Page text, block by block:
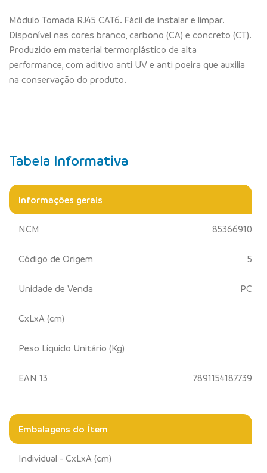
Módulo Tomada RJ45 CAT6. Fácil de instalar e limpar.
Disponível nas cores branco, carbono (CA) e concreto (CT).
Produzido em material termorplástico de alta
performance, com aditivo anti UV e anti poeira que auxilia
na conservação do produto.
Tabela Informativa
Informações gerais
NCM 85366910
Código de Origem 5
Unidade de Venda PC
CxLxA (cm)
Peso Líquido Unitário (Kg)
EAN 13 7891154187739
Embalagens do Ítem
Individual - CxLxA (cm)